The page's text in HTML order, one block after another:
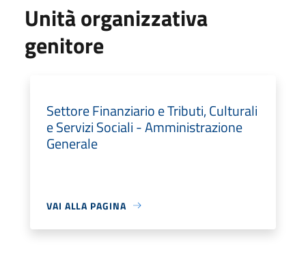
Unità organizzativa
genitore
Settore Finanziario e Tributi, Culturali
e Servizi Sociali - Amministrazione
Generale
VAI ALLA PAGINA